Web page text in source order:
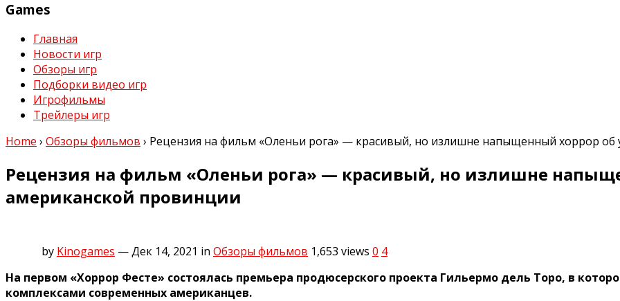
Games
Главная
Новости игр
Обзоры игр
Подборки видео игр
Игрофильмы
Трейлеры игр
Home › Обзоры фильмов › Рецензия на фильм «Оленьи рога» — красивый, но излишне напыщенный хоррор об
Рецензия на фильм «Оленьи рога» — красивый, но излишне
американской провинции
by Kinogames — Дек 14, 2021 in Обзоры фильмов 1,653 views 0 4
На первом «Хоррор Фесте» состоялась премьера продюсерского проекта Гильермо дель Торо, в
комплексами современных американцев.